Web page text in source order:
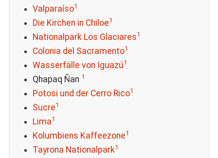
Valparaíso1
Die Kirchen in Chiloe1
Nationalpark Los Glaciares1
Colonia del Sacramento1
Wasserfälle von Iguazú1
Qhapaq Ñan 1
Potosi und der Cerro Rico1
Sucre1
Lima1
Kolumbiens Kaffeezone1
Tayrona Nationalpark1